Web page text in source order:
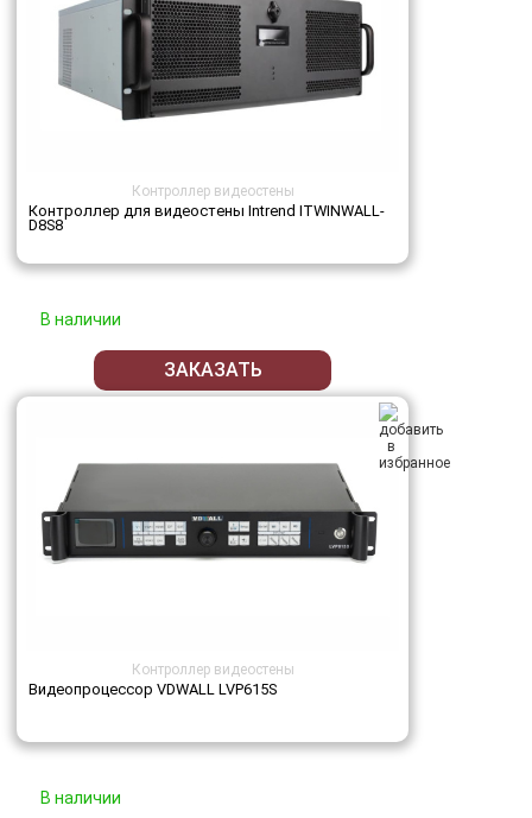
Контроллер видеостены
Контроллер для видеостены Intrend ITWINWALL-
D8S8
В наличии
ЗАКАЗАТЬ
Контроллер видеостены
Видеопроцессор VDWALL LVP615S
В наличии